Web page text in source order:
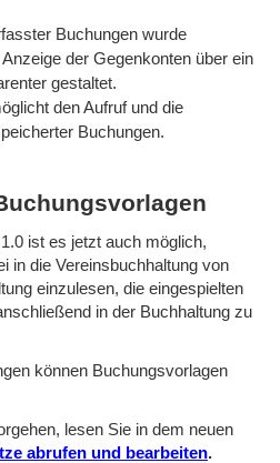
Buchungen wurde
der Gegenkonten über ein
gestaltet.
den Aufruf und die
Buchungen.
ist es jetzt auch möglich,
in die Vereinsbuchhaltung von
einzulesen, die eingespielten
in der Buchhaltung zu
können Buchungsvorlagen
lesen Sie in dem neuen
abrufen und bearbeiten.